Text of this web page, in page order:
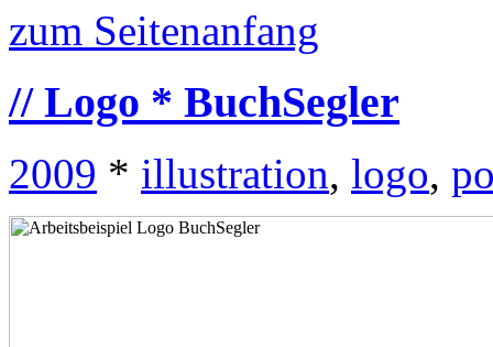
zum Seitenanfang
// Logo * BuchSegler
2009 * illustration, logo,